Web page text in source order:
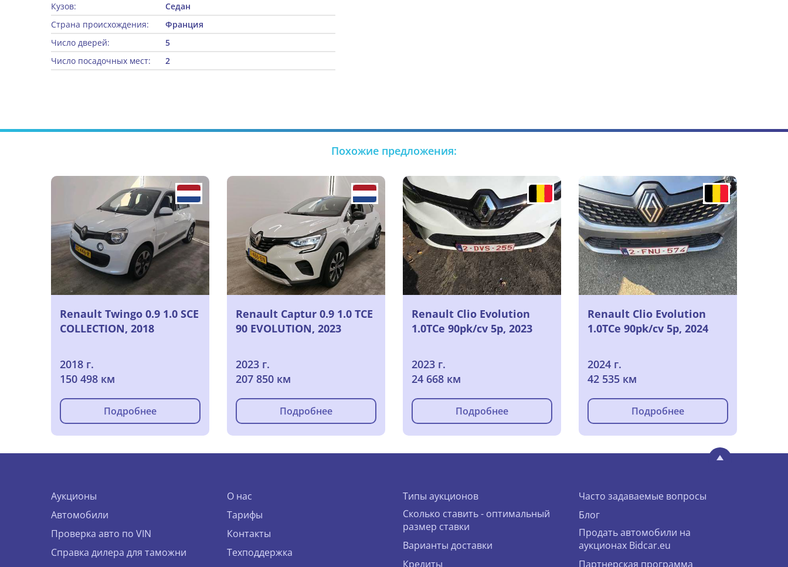
Кузов:
Седан
Страна происхождения:
Франция
Число дверей:
5
Число посадочных мест:
2
Похожие предложения:
Renault Twingo 0.9 1.0 SCE
COLLECTION, 2018
2018 г.
150 498 км
Подробнее
Renault Captur 0.9 1.0 TCE
90 EVOLUTION, 2023
2023 г.
207 850 км
Подробнее
Renault Clio Evolution
1.0TCe 90pk/cv 5p, 2023
2023 г.
24 668 км
Подробнее
Renault Clio Evolution
1.0TCe 90pk/cv 5p, 2024
2024 г.
42 535 км
Подробнее
Аукционы
Автомобили
Проверка авто по VIN
Справка дилера для таможни
О нас
Тарифы
Контакты
Техподдержка
Типы аукционов
Сколько ставить - оптимальный
размер ставки
Варианты доставки
Кредиты
Часто задаваемые вопросы
Блог
Продать автомобили на
аукционах Bidcar.eu
Партнерская программа